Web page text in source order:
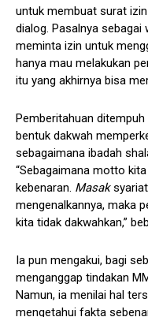
untuk membuat surat
dialog. Pasalnya sebagai
meminta izin untuk
hanya mau melakukan
itu yang akhirnya bisa
Pemberitahuan
bentuk dakwah
sebagaimana ibadah
“Sebagaimana motto
kebenaran. Masaksyariat
mengenalkannya, maka
kita tidak dakwahkan,”
Ia pun mengakui, bagi
menganggap tindakan
Namun, ia menilai hal
mengetahui fakta